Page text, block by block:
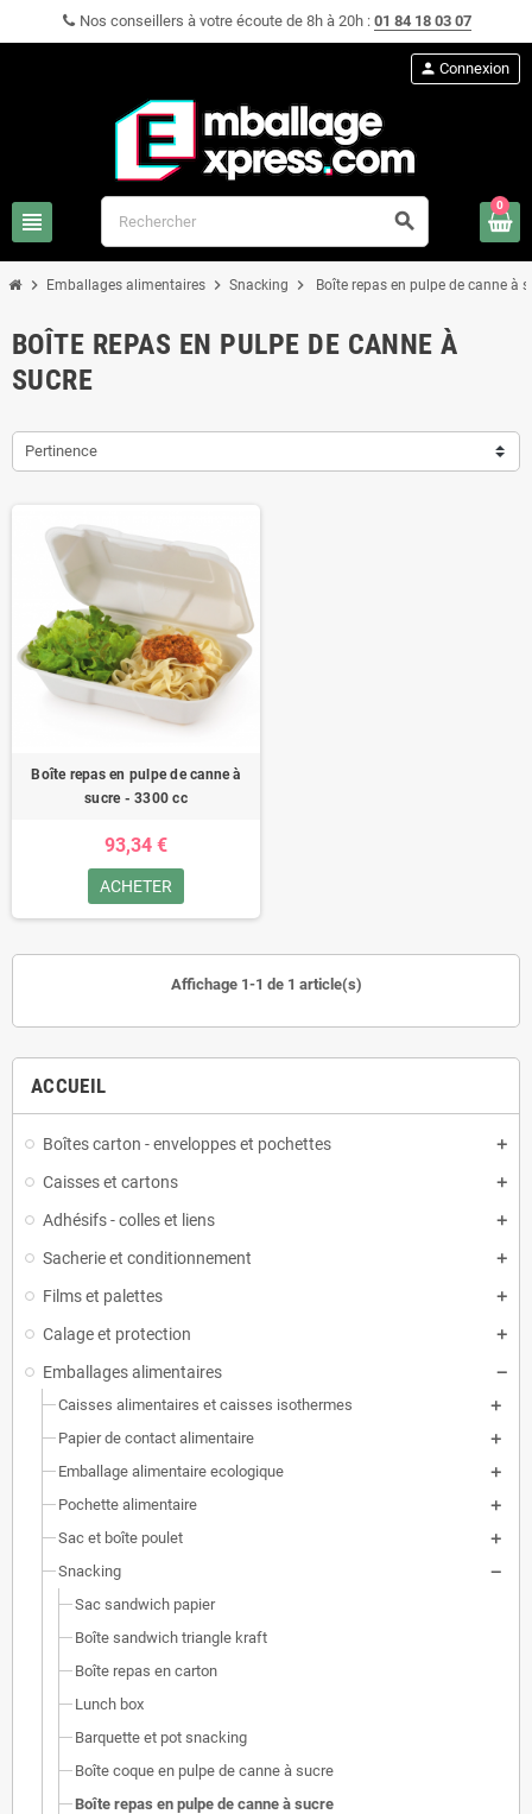
Nos conseillers à votre écoute de 8h à 20h : 01 84 18 03 07
view_headline search
person Connexion
0
chevron_right Emballages alimentaires chevron_right Snacking chevron_right Boîte repas en pulpe de canne à
ACCUEIL
Boîtes carton - enveloppes et pochettes
Caisses et cartons
Adhésifs - colles et liens
Sacherie et conditionnement
Films et palettes
Calage et protection
Emballages alimentaires
Caisses alimentaires et caisses isothermes
Papier de contact alimentaire
Emballage alimentaire ecologique
Pochette alimentaire
Sac et boîte poulet
Snacking
Sac sandwich papier
Boîte sandwich triangle kraft
Boîte repas en carton
Lunch box
Barquette et pot snacking
Boîte coque en pulpe de canne à sucre
Boîte repas en pulpe de canne à sucre
BOÎTE REPAS EN PULPE DE CANNE À
SUCRE
Pertinence
Boîte repas en pulpe de canne à
sucre - 3300 cc
93,34 €
ACHETER
Affichage 1-1 de 1 article(s)